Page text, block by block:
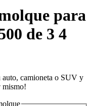
para
de 3 4
auto, camioneta o SUV y
mismo!